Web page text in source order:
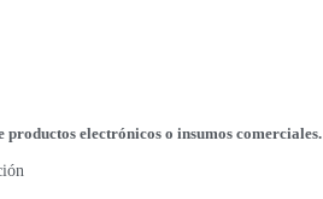
electrónicos o insumos comerciales.